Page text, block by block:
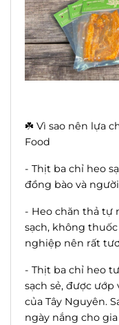
☘️ Vì sao nên lựa
Food
- Thịt ba chỉ heo
đồng bào và
- Heo chăn thả tự
sạch, không
nghiệp nên rất
- Thịt ba chỉ heo
sạch sẻ, được
của Tây Nguyên.
ngày nắng cho